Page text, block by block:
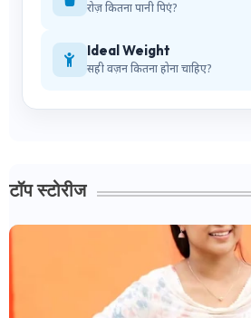
रोज़ कितना पानी पिएं?
Ideal Weight
सही वज़न कितना होना चाहिए?
टॉप स्टोरीज